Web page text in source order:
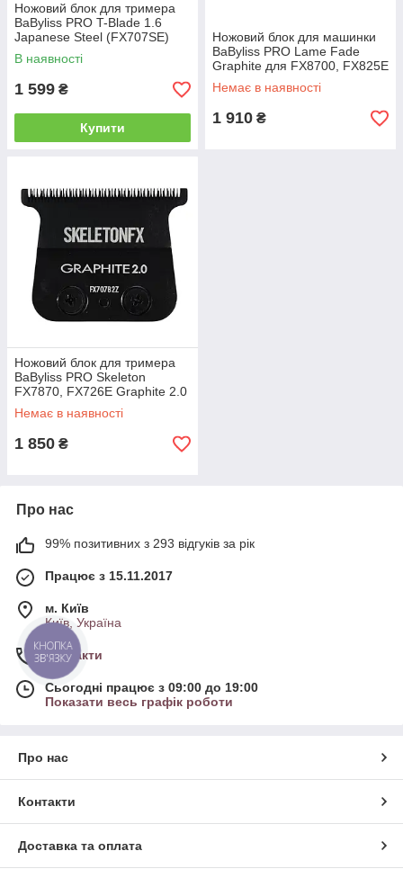
Ножовий блок для тримера
BaByliss PRO T-Blade 1.6
Japanese Steel (FX707SE)
В наявності
1 599 ₴
Купити
Ножовий блок для машинки
BaByliss PRO Lame Fade
Graphite для FX8700, FX825E
(FX8010BME)
Немає в наявності
1 910 ₴
Ножовий блок для тримера
BaByliss PRO Skeleton
FX7870, FX726E Graphite 2.0
(FX707B2ZE)
Немає в наявності
1 850 ₴
Про нас
99% позитивних з 293 відгуків за рік
Працює з 15.11.2017
м. Київ
Київ, Україна
Контакти
Сьогодні працює з 09:00 до 19:00
Показати весь графік роботи
Про нас
Контакти
Доставка та оплата
КНОПКА
ЗВ'ЯЗКУ